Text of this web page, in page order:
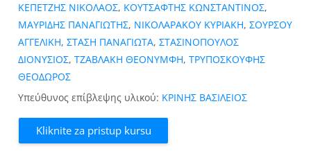
ΚΕΠΕΤΖΗΣ ΝΙΚΟΛΑΟΣ, ΚΟΥΤΣΑΦΤΗΣ ΚΩΝΣΤΑΝΤΙΝΟΣ,
ΜΑΥΡΙΔΗΣ ΠΑΝΑΓΙΩΤΗΣ, ΝΙΚΟΛΑΡΑΚΟΥ ΚΥΡΙΑΚΗ, ΣΟΥΡΣΟΥ
ΑΓΓΕΛΙΚΗ, ΣΤΑΣΗ ΠΑΝΑΓΙΩΤΑ, ΣΤΑΣΙΝΟΠΟΥΛΟΣ
ΔΙΟΝΥΣΙΟΣ, ΤΖΑΒΛΑΚΗ ΘΕΟΝΥΜΦΗ, ΤΡΥΠΟΣΚΟΥΦΗΣ
ΘΕΟΔΩΡΟΣ
Υπεύθυνος επίβλεψης υλικού: ΚΡΙΝΗΣ ΒΑΣΙΛΕΙΟΣ
Kliknite za pristup kursu